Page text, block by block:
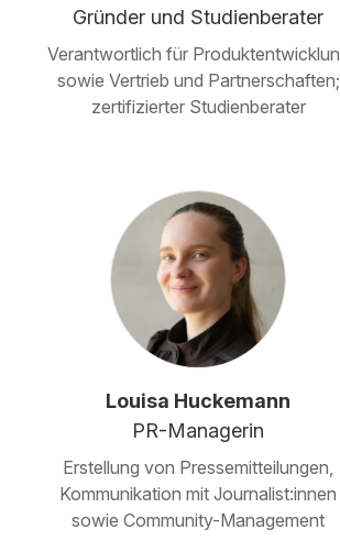
Gründer und Studienberater
Verantwortlich für
sowie Vertrieb und Partnerschaften;
zertifizierter Studienberater
Louisa Huckemann
PR-Managerin
Erstellung von Pressemitteilungen,
Kommunikation mit Journalist:innen
sowie Community-Management